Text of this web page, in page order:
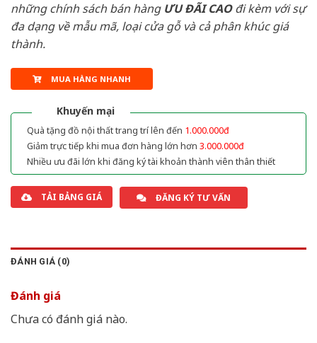
những chính sách bán hàng ƯU ĐÃI CAOđi kèm với sự
đa dạng về mẫu mã, loại cửa gỗ và cả phân khúc giá
thành.
MUA HÀNG NHANH
Khuyến mại
Quà tặng đồ nội thất trang trí lên đến 1.000.000đ
Giảm trực tiếp khi mua đơn hàng lớn hơn 3.000.000đ
Nhiều ưu đãi lớn khi đăng ký tài khoản thành viên thân thiết
TẢI BẢNG GIÁ ĐĂNG KÝ TƯ VẤN
ĐÁNH GIÁ (0)
Đánh giá
Chưa có đánh giá nào.